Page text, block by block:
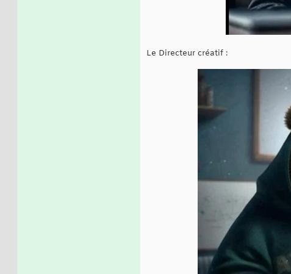
Le Directeur créatif :